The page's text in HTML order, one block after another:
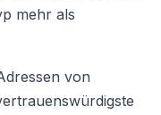
mehr als
von